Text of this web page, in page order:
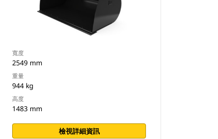
寬度
2549 mm
重量
944 kg
高度
1483 mm
檢視詳細資訊